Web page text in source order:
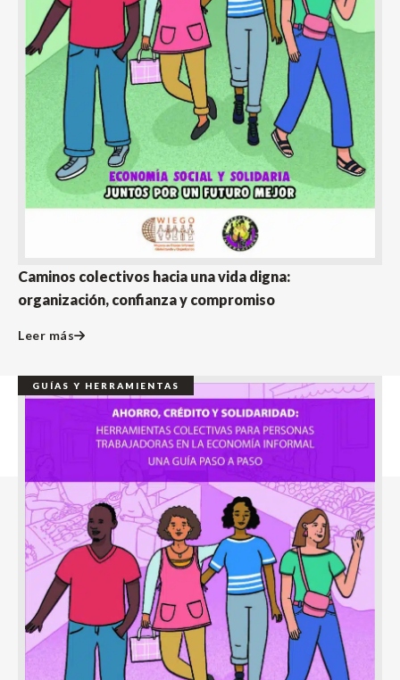
Caminos colectivos hacia una vida digna:
organización, confianza y compromiso
Leer más
GUÍAS Y HERRAMIENTAS